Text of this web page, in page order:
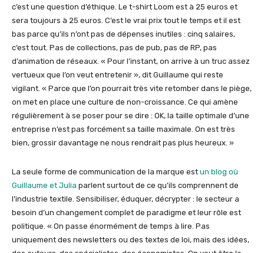
c’est une question d’éthique. Le t-shirt Loom est à 25 euros et
sera toujours à 25 euros. C’est le vrai prix tout le temps et il est
bas parce qu’ils n’ont pas de dépenses inutiles : cinq salaires,
c’est tout. Pas de collections, pas de pub, pas de RP, pas
d’animation de réseaux. « Pour l’instant, on arrive à un truc assez
vertueux que l’on veut entretenir », dit Guillaume qui reste
vigilant. « Parce que l’on pourrait très vite retomber dans le piège,
on met en place une culture de non-croissance. Ce qui amène
régulièrement à se poser pour se dire : OK, la taille optimale d’une
entreprise n’est pas forcément sa taille maximale. On est très
bien, grossir davantage ne nous rendrait pas plus heureux. »
La seule forme de communication de la marque est un blog où
Guillaume et Julia parlent surtout de ce qu’ils comprennent de
l’industrie textile. Sensibiliser, éduquer, décrypter : le secteur a
besoin d’un changement complet de paradigme et leur rôle est
politique. « On passe énormément de temps à lire. Pas
uniquement des newsletters ou des textes de loi, mais des idées,